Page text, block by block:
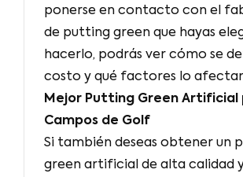
ponerse en contacto con el
de putting green que hayas
hacerlo, podrás ver cómo se
costo y qué factores lo
Mejor Putting Green Artificial
Campos de Golf
Si también deseas obtener un
green artificial de alta calidad